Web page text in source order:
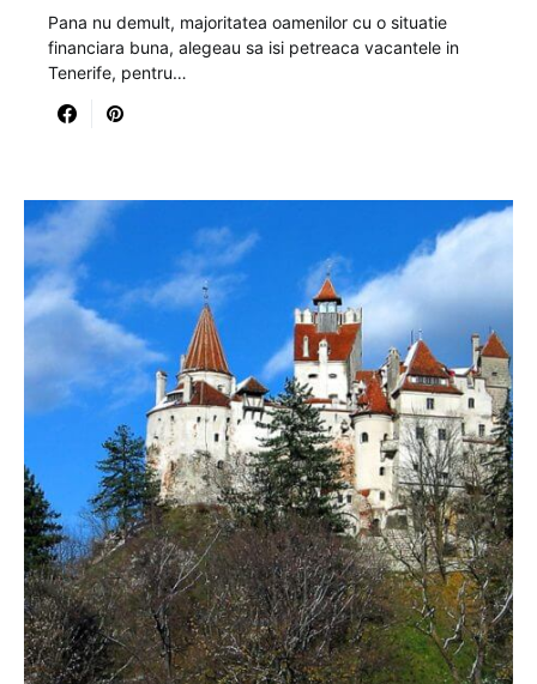
Pana nu demult, majoritatea oamenilor cu o situatie
financiara buna, alegeau sa isi petreaca vacantele in
Tenerife, pentru…